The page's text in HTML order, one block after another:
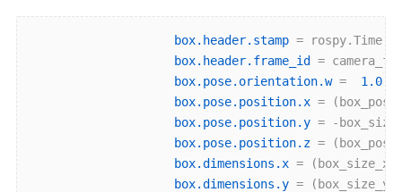
box.header.stamp =
box.header.frame_id
=
box.pose.orientation.w = 1.0
box.pose.position.x =
box.pose.position.y = -
box.pose.position.z =
box.dimensions.x = (box_size_x)
box.dimensions.y = (box_size_y)